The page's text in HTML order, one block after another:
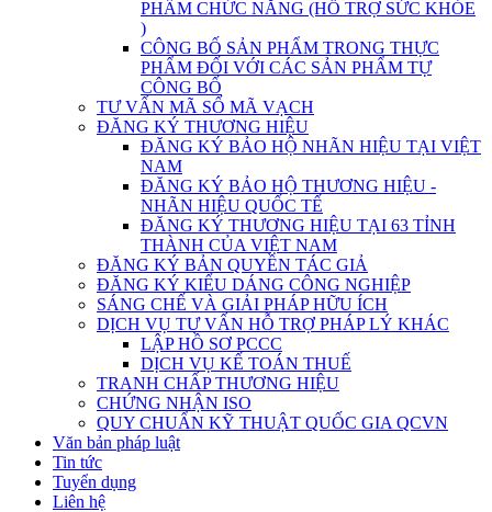
PHẨM CHỨC NĂNG (HỖ TRỢ SỨC KHỎE
)
CÔNG BỐ SẢN PHẨM TRONG THỰC
PHẨM ĐỐI VỚI CÁC SẢN PHẨM TỰ
CÔNG BỐ
TƯ VẤN MÃ SỐ MÃ VẠCH
ĐĂNG KÝ THƯƠNG HIỆU
ĐĂNG KÝ BẢO HỘ NHÃN HIỆU TẠI VIỆT
NAM
ĐĂNG KÝ BẢO HỘ THƯƠNG HIỆU -
NHÃN HIỆU QUỐC TẾ
ĐĂNG KÝ THƯƠNG HIỆU TẠI 63 TỈNH
THÀNH CỦA VIỆT NAM
ĐĂNG KÝ BẢN QUYỀN TÁC GIẢ
ĐĂNG KÝ KIỂU DÁNG CÔNG NGHIỆP
SÁNG CHẾ VÀ GIẢI PHÁP HỮU ÍCH
DỊCH VỤ TƯ VẤN HỖ TRỢ PHÁP LÝ KHÁC
LẬP HỒ SƠ PCCC
DỊCH VỤ KẾ TOÁN THUẾ
TRANH CHẤP THƯƠNG HIỆU
CHỨNG NHẬN ISO
QUY CHUẨN KỸ THUẬT QUỐC GIA QCVN
Văn bản pháp luật
Tin tức
Tuyển dụng
Liên hệ